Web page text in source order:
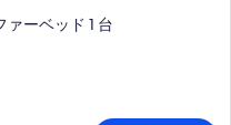
ァーベッド 1 台